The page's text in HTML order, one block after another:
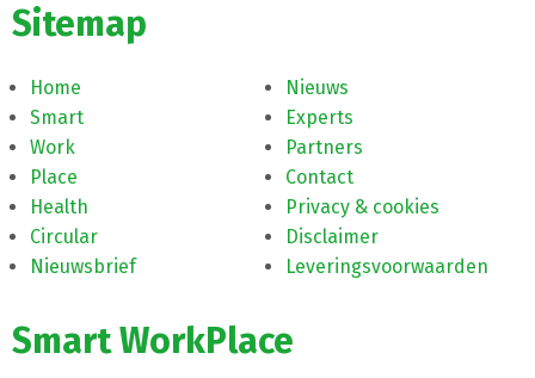
Sitemap
Home
Smart
Work
Place
Health
Circular
Nieuwsbrief
Nieuws
Experts
Partners
Contact
Privacy & cookies
Disclaimer
Leveringsvoorwaarden
Smart WorkPlace